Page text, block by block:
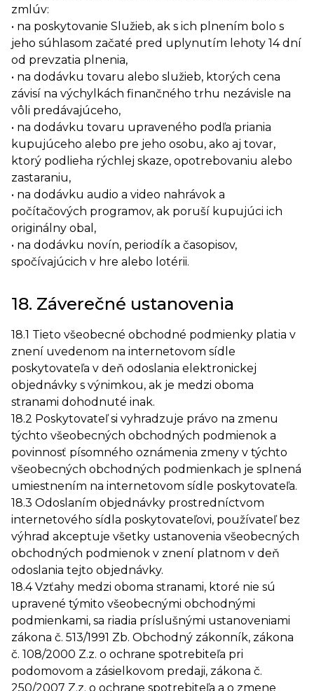
zmlúv:
• na poskytovanie Služieb, ak s ich plnením bolo s
jeho súhlasom začaté pred uplynutím lehoty 14 dní
od prevzatia plnenia,
• na dodávku tovaru alebo služieb, ktorých cena
závisí na výchylkách finančného trhu nezávisle na
vôli predávajúceho,
• na dodávku tovaru upraveného podľa priania
kupujúceho alebo pre jeho osobu, ako aj tovar,
ktorý podlieha rýchlej skaze, opotrebovaniu alebo
zastaraniu,
• na dodávku audio a video nahrávok a
počítačových programov, ak poruší kupujúci ich
originálny obal,
• na dodávku novín, periodík a časopisov,
spočívajúcich v hre alebo lotérii.
18. Záverečné ustanovenia
18.1 Tieto všeobecné obchodné podmienky platia v
znení uvedenom na internetovom sídle
poskytovateľa v deň odoslania elektronickej
objednávky s výnimkou, ak je medzi oboma
stranami dohodnuté inak.
18.2 Poskytovateľ si vyhradzuje právo na zmenu
týchto všeobecných obchodných podmienok a
povinnosť písomného oznámenia zmeny v týchto
všeobecných obchodných podmienkach je splnená
umiestnením na internetovom sídle poskytovateľa.
18.3 Odoslaním objednávky prostredníctvom
internetového sídla poskytovateľovi, používateľ bez
výhrad akceptuje všetky ustanovenia všeobecných
obchodných podmienok v znení platnom v deň
odoslania tejto objednávky.
18.4 Vzťahy medzi oboma stranami, ktoré nie sú
upravené týmito všeobecnými obchodnými
podmienkami, sa riadia príslušnými ustanoveniami
zákona č. 513/1991 Zb. Obchodný zákonník, zákona
č. 108/2000 Z.z. o ochrane spotrebiteľa pri
podomovom a zásielkovom predaji, zákona č.
250/2007 Z.z. o ochrane spotrebiteľa a o zmene